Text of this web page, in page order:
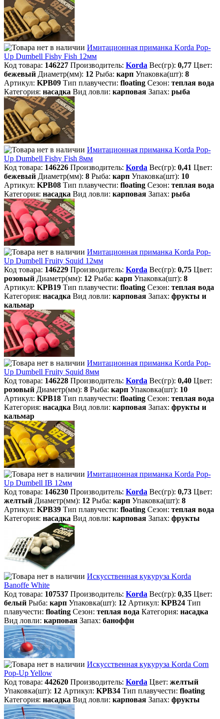
Имитационная приманка Korda Pop-
Up Dumbell Fishy Fish 12мм
Код товара: 146227 Производитель: Korda Вес(гр): 0,77 Цвет:
бежевый Диаметр(мм): 12 Рыба: карп Упаковка(шт): 8
Артикул: KPB09 Тип плавучести: floating Сезон: теплая вода
Категория: насадка Вид ловли: карповая Запах: рыба
Имитационная приманка Korda Pop-
Up Dumbell Fishy Fish 8мм
Код товара: 146226 Производитель: Korda Вес(гр): 0,41 Цвет:
бежевый Диаметр(мм): 8 Рыба: карп Упаковка(шт): 10
Артикул: KPB08 Тип плавучести: floating Сезон: теплая вода
Категория: насадка Вид ловли: карповая Запах: рыба
Имитационная приманка Korda Pop-
Up Dumbell Fruity Squid 12мм
Код товара: 146229 Производитель: Korda Вес(гр): 0,75 Цвет:
розовый Диаметр(мм): 12 Рыба: карп Упаковка(шт): 8
Артикул: KPB19 Тип плавучести: floating Сезон: теплая вода
Категория: насадка Вид ловли: карповая Запах: фрукты и
кальмар
Имитационная приманка Korda Pop-
Up Dumbell Fruity Squid 8мм
Код товара: 146228 Производитель: Korda Вес(гр): 0,40 Цвет:
розовый Диаметр(мм): 8 Рыба: карп Упаковка(шт): 10
Артикул: KPB18 Тип плавучести: floating Сезон: теплая вода
Категория: насадка Вид ловли: карповая Запах: фрукты и
кальмар
Имитационная приманка Korda Pop-
Up Dumbell IB 12мм
Код товара: 146230 Производитель: Korda Вес(гр): 0,73 Цвет:
желтый Диаметр(мм): 12 Рыба: карп Упаковка(шт): 8
Артикул: KPB39 Тип плавучести: floating Сезон: теплая вода
Категория: насадка Вид ловли: карповая Запах: фрукты
Искусственная кукуруза Korda
Banoffe White
Код товара: 107537 Производитель: Korda Вес(гр): 0,35 Цвет:
белый Рыба: карп Упаковка(шт): 12 Артикул: KPB24 Тип
плавучести: floating Сезон: теплая вода Категория: насадка
Вид ловли: карповая Запах: баноффи
Искусственная кукуруза Korda Corn
Pop-Up Yellow
Код товара: 442620 Производитель: Korda Цвет: желтый
Упаковка(шт): 12 Артикул: KPB34 Тип плавучести: floating
Категория: насадка Вид ловли: карповая Запах: фрукты